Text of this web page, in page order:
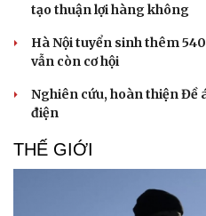
tạo thuận lợi hàng không
Hà Nội tuyển sinh thêm
vẫn còn cơ hội
Nghiên cứu, hoàn thiện Đề
điện
THẾ GIỚI